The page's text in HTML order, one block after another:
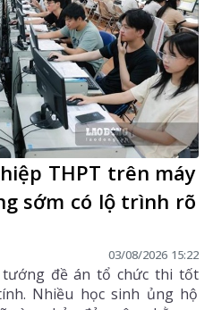
THPT trên máy
sớm có lộ trình rõ
03/08/2026 15:22
đề án tổ chức thi tốt
Nhiều học sinh ủng hộ